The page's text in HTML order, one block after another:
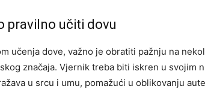
pravilno učiti dovu
učenja dove, važno je obratiti pažnju na
značaja. Vjernik treba biti iskren u svojim
u srcu i umu, pomažući u oblikovanju